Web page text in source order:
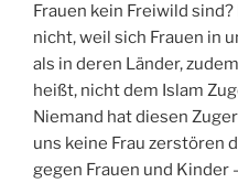
Frauen kein Freiwild
nicht, weil sich Frauen in
als in deren Länder,
heißt, nicht dem Islam
Niemand hat diesen
uns keine Frau zerstören
gegen Frauen und Kinder